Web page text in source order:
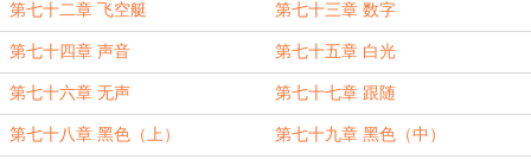
第七十二章 飞空艇 第七十三章 数字
第七十四章 声音 第七十五章 白光
第七十六章 无声 第七十七章 跟随
第七十八章 黑色（上） 第七十九章 黑色（中）